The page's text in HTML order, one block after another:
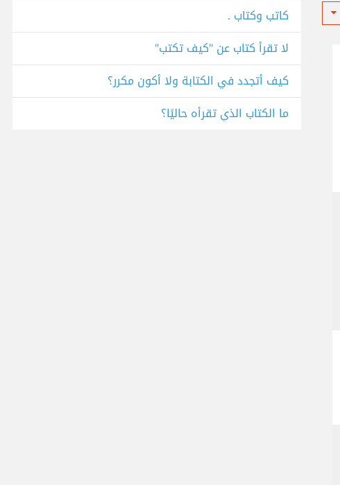
كاتب وكتاب .
لا تقرأ كتاب عن "كيف تكتب"
كيف أتجدد في الكتابة ولا أكون مكرر؟
ما الكتاب الذي تقرأه حاليًا؟